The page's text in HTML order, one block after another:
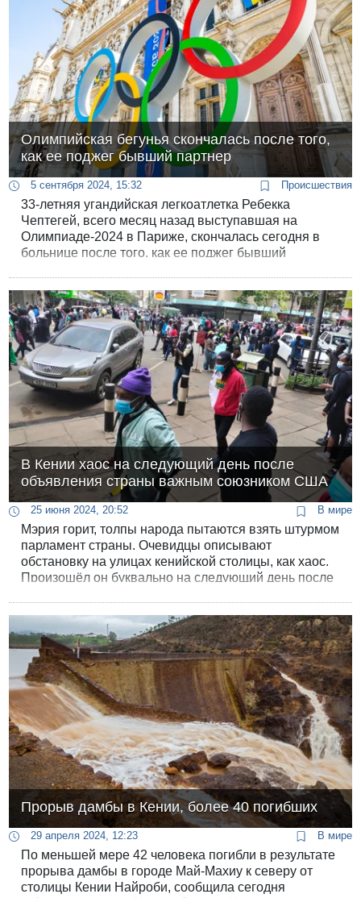
Олимпийская бегунья скончалась после того,
как ее поджег бывший партнер
5 сентября 2024, 15:32 Происшествия
33-летняя угандийская легкоатлетка Ребекка
Чептегей, всего месяц назад выступавшая на
Олимпиаде-2024 в Париже, скончалась сегодня в
больнице после того, как ее поджег бывший
В Кении хаос на следующий день после
объявления страны важным союзником США
25 июня 2024, 20:52 В мире
Мэрия горит, толпы народа пытаются взять штурмом
парламент страны. Очевидцы описывают
обстановку на улицах кенийской столицы, как хаос.
Произошёл он буквально на следующий день после
NATO ally').
Прорыв дамбы в Кении, более 40 погибших
29 апреля 2024, 12:23 В мире
По меньшей мере 42 человека погибли в результате
прорыва дамбы в городе Май-Махиу к северу от
столицы Кении Найроби, сообщила сегодня